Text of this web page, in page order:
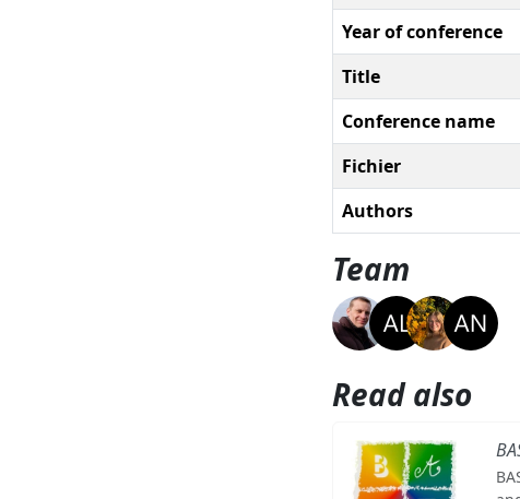
Year of conference
Title
Conference name
Fichier
Authors
Team
Read also